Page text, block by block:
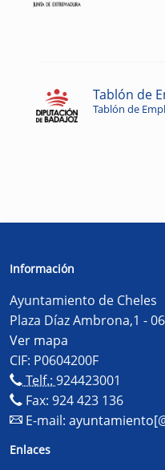
Tablón de
Tablón de
Información
Ayuntamiento de Cheles
Plaza Díaz Ambrona,1 -
Ver mapa
CIF: P0604200F
Telf.: 924423001
Fax: 924 423 136
E-mail:
Enlaces